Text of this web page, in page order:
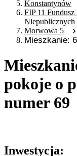
Konstantynów
FIP 11
Niepublicznych
Morwowa 5
Mieszkanie:
pokoje o
numer 69
Inwestycja: